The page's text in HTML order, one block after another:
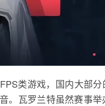
类游戏，国内大部
。瓦罗兰特虽然赛事